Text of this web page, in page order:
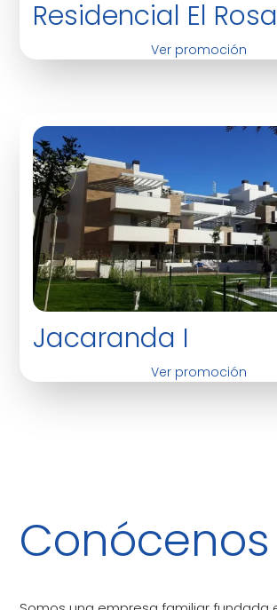
Residencial El
Ver promoción
Jacaranda I
Ver promoción
Conócenos